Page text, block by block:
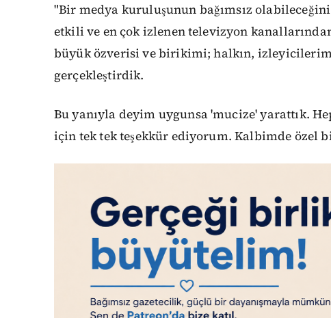
"Bir medya kuruluşunun bağımsız
etkili ve en çok izlenen televizyon
büyük özverisi ve birikimi; halkın,
gerçekleştirdik.
Bu yanıyla deyim uygunsa 'mucize' yarattık.
için tek tek teşekkür ediyorum. Kalbimde